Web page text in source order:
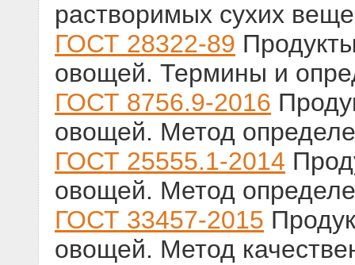
растворимых сухих
ГОСТ 28322-89
овощей. Термины и
ГОСТ 8756.9-2016
овощей. Метод
ГОСТ 25555.1-2014
овощей. Метод
ГОСТ 33457-2015
овощей. Метод